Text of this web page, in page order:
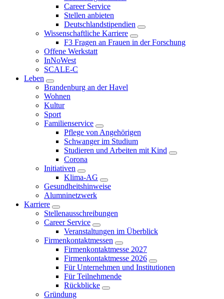
Career Service
Stellen anbieten
Deutschlandstipendien
Wissenschaftliche Karriere
F3 Fragen an Frauen in der Forschung
Offene Werkstatt
InNoWest
SCALE-C
Leben
Brandenburg an der Havel
Wohnen
Kultur
Sport
Familienservice
Pflege von Angehörigen
Schwanger im Studium
Studieren und Arbeiten mit Kind
Corona
Initiativen
Klima-AG
Gesundheitshinweise
Alumninetzwerk
Karriere
Stellenausschreibungen
Career Service
Veranstaltungen im Überblick
Firmenkontaktmessen
Firmenkontaktmesse 2027
Firmenkontaktmesse 2026
Für Unternehmen und Institutionen
Für Teilnehmende
Rückblicke
Gründung